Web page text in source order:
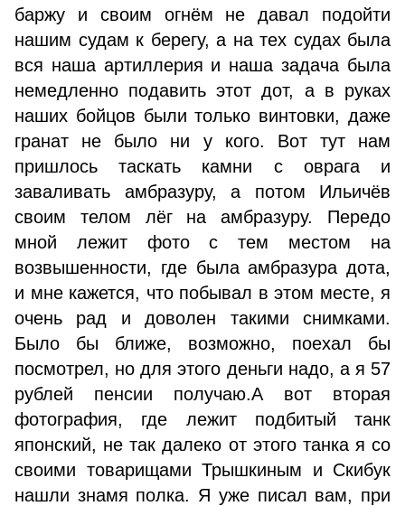
баржу и своим огнём не давал подойти
нашим судам к берегу, а на тех судах была
вся наша артиллерия и наша задача была
немедленно подавить этот дот, а в руках
наших бойцов были только винтовки, даже
гранат не было ни у кого. Вот тут нам
пришлось таскать камни с оврага и
заваливать амбразуру, а потом Ильичёв
своим телом лёг на амбразуру. Передо
мной лежит фото с тем местом на
возвышенности, где была амбразура дота,
и мне кажется, что побывал в этом месте, я
очень рад и доволен такими снимками.
Было бы ближе, возможно, поехал бы
посмотрел, но для этого деньги надо, а я 57
рублей пенсии получаю.А вот вторая
фотография, где лежит подбитый танк
японский, не так далеко от этого танка я со
своими товарищами Трышкиным и Скибук
нашли знамя полка. Я уже писал вам, при